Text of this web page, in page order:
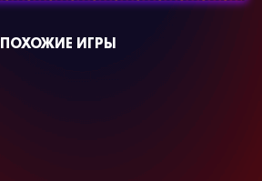
ПОХОЖИЕ ИГРЫ